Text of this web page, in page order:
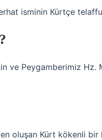
isminin Kürtçe
ve Peygamberimiz Hz.
oluşan Kürt kökenli bir